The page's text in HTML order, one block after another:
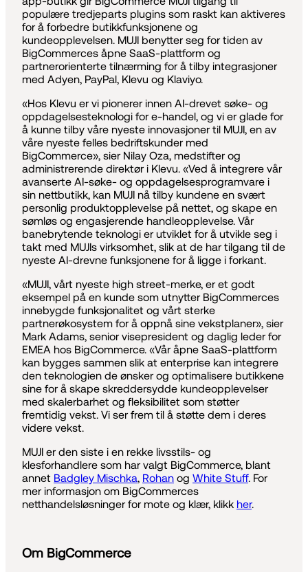
populære tredjeparts plugins som raskt kan aktiveres
for å forbedre butikkfunksjonene og
kundeopplevelsen. MUJI benytter seg for tiden av
BigCommerces åpne SaaS-plattform og
partnerorienterte tilnærming for å tilby integrasjoner
med Adyen, PayPal, Klevu og Klaviyo.
«Hos Klevu er vi pionerer innen AI-drevet søke- og
oppdagelsesteknologi for e-handel, og vi er glade for
å kunne tilby våre nyeste innovasjoner til MUJI, en av
våre nyeste felles bedriftskunder med
BigCommerce», sier Nilay Oza, medstifter og
administrerende direktør i Klevu. «Ved å integrere vår
avanserte AI-søke- og oppdagelsesprogramvare i
sin nettbutikk, kan MUJI nå tilby kundene en svært
personlig produktopplevelse på nettet, og skape en
sømløs og engasjerende handleopplevelse. Vår
banebrytende teknologi er utviklet for å utvikle seg i
takt med MUJIs virksomhet, slik at de har tilgang til de
nyeste AI-drevne funksjonene for å ligge i forkant.
«MUJI, vårt nyeste high street-merke, er et godt
eksempel på en kunde som utnytter BigCommerces
innebygde funksjonalitet og vårt sterke
partnerøkosystem for å oppnå sine vekstplaner», sier
Mark Adams, senior visepresident og daglig leder for
EMEA hos BigCommerce. «Vår åpne SaaS-plattform
kan bygges sammen slik at enterprise kan integrere
den teknologien de ønsker og optimalisere butikkene
sine for å skape skreddersydde kundeopplevelser
med skalerbarhet og fleksibilitet som støtter
fremtidig vekst. Vi ser frem til å støtte dem i deres
videre vekst.
MUJI er den siste i en rekke livsstils- og
klesforhandlere som har valgt BigCommerce, blant
annet Badgley Mischka, Rohan og White Stuff. For
mer informasjon om BigCommerces
netthandelsløsninger for mote og klær, klikk her.
Om BigCommerce